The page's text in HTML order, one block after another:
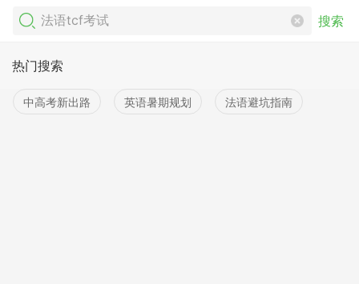
搜索
热门搜索
中高考新出路 英语暑期规划 法语避坑指南